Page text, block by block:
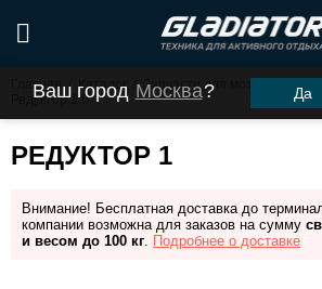
Ваш город Москва? Да
Главная / Каталог Запчасти для моторов ПЛМ
Редуктор 1
РЕДУКТОР 1
Внимание! Бесплатная доставка до
компании возможна для заказов на сумму
и весом до 100 кг. Подробнее о доставке